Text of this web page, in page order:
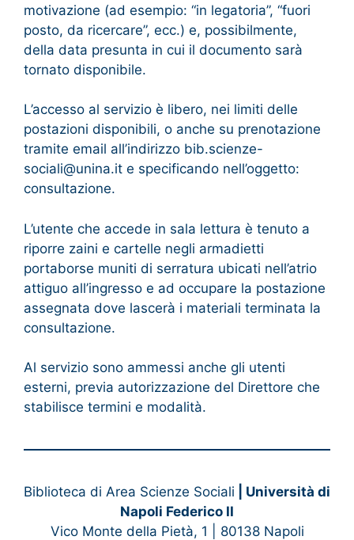
motivazione (ad esempio: “in legatoria”, “fuori
posto, da ricercare”, ecc.) e, possibilmente,
della data presunta in cui il documento sarà
tornato disponibile.
L’accesso al servizio è libero, nei limiti delle
postazioni disponibili, o anche su prenotazione
tramite email all’indirizzo bib.scienze-
sociali@unina.it e specificando nell’oggetto:
consultazione.
L’utente che accede in sala lettura è tenuto a
riporre zaini e cartelle negli armadietti
portaborse muniti di serratura ubicati nell’atrio
attiguo all’ingresso e ad occupare la postazione
assegnata dove lascerà i materiali terminata la
consultazione.
Al servizio sono ammessi anche gli utenti
esterni, previa autorizzazione del Direttore che
stabilisce termini e modalità.
Biblioteca di Area Scienze Sociali | Università di
Napoli Federico II
Vico Monte della Pietà, 1 | 80138 Napoli